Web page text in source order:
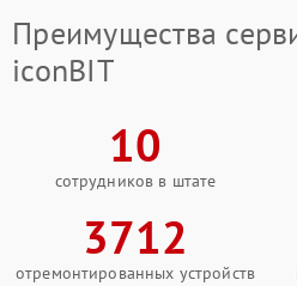
Преимущества
iconBIT
10
сотрудников в штате
3712
отремонтированных устройств